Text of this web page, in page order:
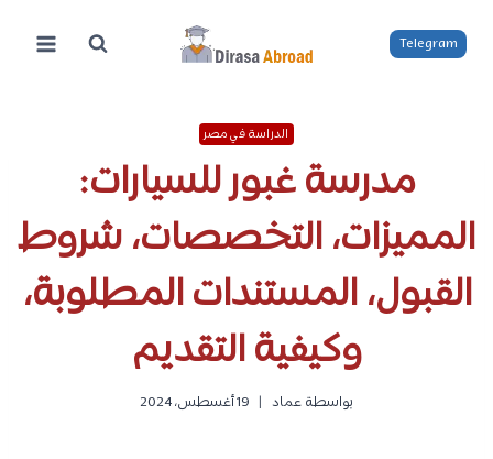
المحتوى
Telegram
الدراسة في مصر
مدرسة غبور للسيارات:
المميزات، التخصصات، شروط
القبول، المستندات المطلوبة،
وكيفية التقديم
بواسطة عماد 19 أغسطس، 2024